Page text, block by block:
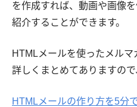
を作成すれば、動画や画像
紹介することができます。
HTMLメールを使ったメル
詳しくまとめてありますので
HTMLメールの作り方を5分